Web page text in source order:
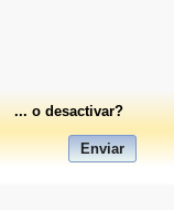
... o desactivar?